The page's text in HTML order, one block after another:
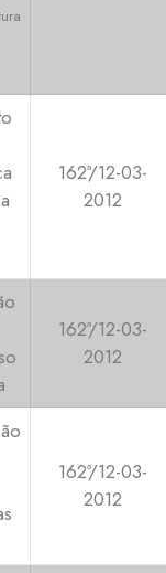
162ª/12-03-
2012
162ª/12-03-
2012
162ª/12-03-
2012